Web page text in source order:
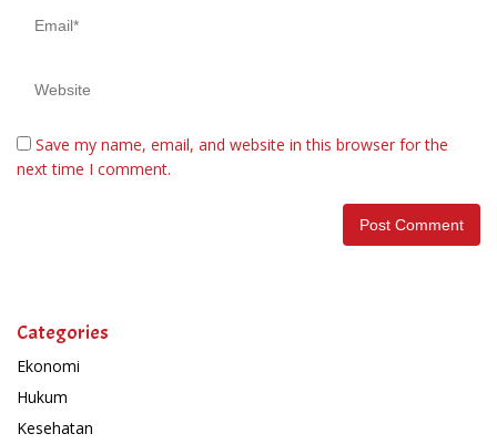
Save my name, email, and website in this browser for the
next time I comment.
Categories
Ekonomi
Hukum
Kesehatan